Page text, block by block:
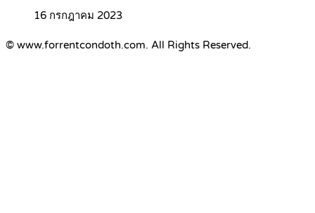
16 กรกฎาคม 2023
© www.forrentcondoth.com. All Rights Reserved.